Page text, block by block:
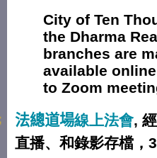
City of Ten
the Dharma
branches are
available
to Zoom
法總道場線上法會,
直播、和錄影存檔，